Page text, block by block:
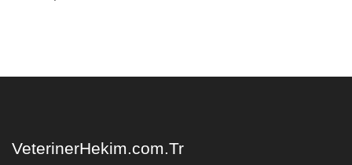
VeterinerHekim.com.Tr